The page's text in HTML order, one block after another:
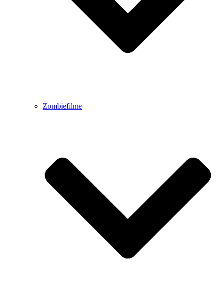
Zombiefilme